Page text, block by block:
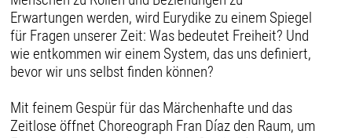
Erwartungen werden, wird Eurydike zu einem Spiegel
für Fragen unserer Zeit: Was bedeutet Freiheit? Und
wie entkommen wir einem System, das uns definiert,
bevor wir uns selbst finden können?
Mit feinem Gespür für das Märchenhafte und das
Zeitlose öffnet Choreograph Fran Díaz den Raum, um